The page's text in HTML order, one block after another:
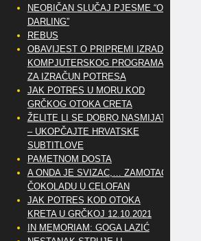
NEOBIČAN SLUČAJ PJESME “OH
DARLING”
REBUS
OBAVIJEST O PRIPREMI IZRADE
KOMPJUTERSKOG PROGRAMA
ZA IZRAČUN POTRESA
JAK POTRES U MORU KOD
GRČKOG OTOKA CRETA
ŽELITE LI SE DOBRO NASMIJATI
– UKOPČAJTE HRVATSKE
SUBTITLOVE
PAMETNOM DOSTA
A ONDA JE SVIZAC,… ZAMOTAO
ČOKOLADU U CELOFAN
JAK POTRES KOD OTOKA
KRETA U GRČKOJ 12.10.2021
IN MEMORIAM: GOGA LAZIĆ